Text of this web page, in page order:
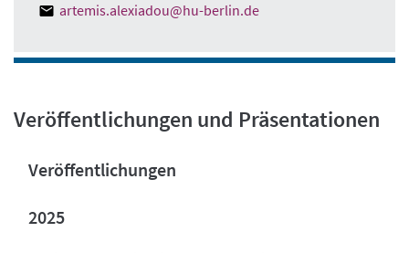
artemis.alexiadou@hu-berlin.de
Veröffentlichungen und Präsentationen
Veröffentlichungen
2025